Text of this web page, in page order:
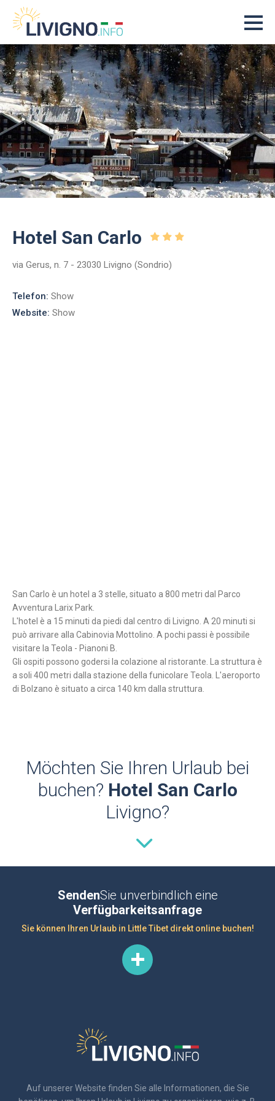
Hotel San Carlo
via Gerus, n. 7 - 23030 Livigno (Sondrio)
Telefon: Show
Website: Show
San Carlo è un hotel a 3 stelle, situato a 800 metri dal Parco
Avventura Larix Park.
L'hotel è a 15 minuti da piedi dal centro di Livigno. A 20 minuti si
può arrivare alla Cabinovia Mottolino. A pochi passi è possibile
visitare la Teola - Pianoni B.
Gli ospiti possono godersi la colazione al ristorante. La struttura è
a soli 400 metri dalla stazione della funicolare Teola. L'aeroporto
di Bolzano è situato a circa 140 km dalla struttura.
Möchten Sie Ihren Urlaub bei
buchen? Hotel San Carlo
Livigno?
SendenSie unverbindlich eine
Verfügbarkeitsanfrage
Sie können Ihren Urlaub in Little Tibet direkt online buchen!
Auf unserer Website finden Sie alle Informationen, die Sie